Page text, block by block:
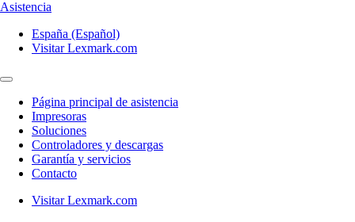
Asistencia
España (Español)
Visitar Lexmark.com
Página principal de asistencia
Impresoras
Soluciones
Controladores y descargas
Garantía y servicios
Contacto
Visitar Lexmark.com